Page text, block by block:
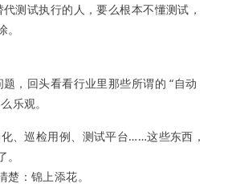
测试执行的人，要么根本不懂测试，
，回头看看行业里那些所谓的 “自动
乐观。
、巡检用例、测试平台……这些东西，
：锦上添花。